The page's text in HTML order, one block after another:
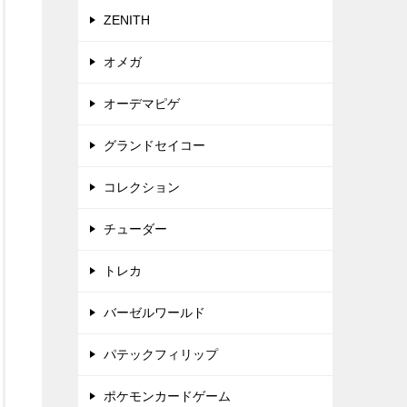
ZENITH
オメガ
オーデマピゲ
グランドセイコー
コレクション
チューダー
トレカ
バーゼルワールド
パテックフィリップ
ポケモンカードゲーム